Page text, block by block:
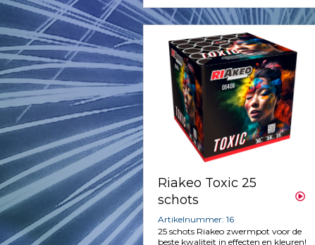
Riakeo Toxic 25
schots
Artikelnummer: 16
25 schots Riakeo zwermpot voor de
beste kwaliteit in effecten en kleuren!